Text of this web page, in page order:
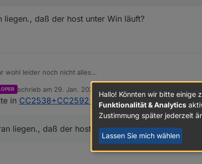
liegen., daß der host unter Win läuft?
wohl leider noch nicht alles
2021-01-29 12:05:41.445	info
2021-01-29 12:05:41.444	info
2021-01-29 12:05:31.443	error	at
2021-01-29 12:05:31.443	error	at
2021-01-29 12:05:31.443	error	at
2021-01-29 12:05:31.443	error	at
2021-01-29 12:05:31.443	error	at
das daran liegen., daß der host unter Win läuft?
schrieb am 29. Jan. 2021, 11:13
zuletzt editiert von
in CC2538+CC2592 PA Zigbee Stick/Platine:
liegen., daß der host unter Win läuft?
Hallo! Könnten wir bitte einige
Funktionalität & Analytics
Zustimmung später jederzeit
Lassen Sie mich wählen